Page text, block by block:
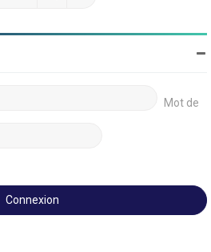
Mot de